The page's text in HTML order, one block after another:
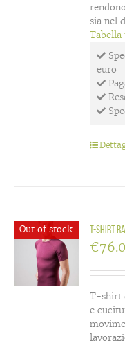
sia nel
Tabella
euro
Out of stock T-Shirt
€
T-shirt
e